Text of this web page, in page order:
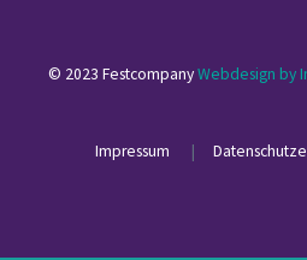
© 2023 FestcompanyWebdesign by
Impressum |